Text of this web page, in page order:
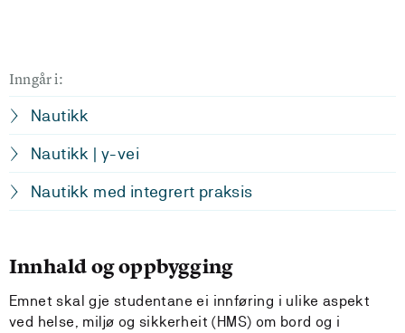
Inngår i:
Nautikk
Nautikk | y-vei
Nautikk med integrert praksis
Innhald og oppbygging
Emnet skal gje studentane ei innføring i ulike aspekt
ved helse, miljø og sikkerheit (HMS) om bord og i